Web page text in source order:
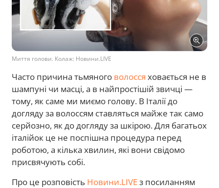
Миття голови. Колаж: Новини.LIVE
Часто причина тьмяного волосся ховається не в
шампуні чи масці, а в найпростішій звичці —
тому, як саме ми миємо голову. В Італії до
догляду за волоссям ставляться майже так само
серйозно, як до догляду за шкірою. Для багатьох
італійок це не поспішна процедура перед
роботою, а кілька хвилин, які вони свідомо
присвячують собі.
Про це розповість Новини.LIVEз посиланням